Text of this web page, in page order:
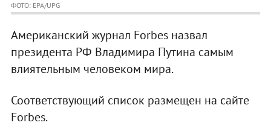
ФОТО: EPA/UPG
Американский журнал Forbes назвал
президента РФ Владимира Путина самым
влиятельным человеком мира.
Соответствующий список размещен на сайте
Forbes.